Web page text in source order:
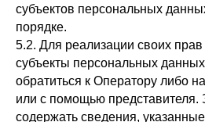
субъектов персональных
порядке.
5.2. Для реализации своих
субъекты персональных
обратиться к Оператору либо
или с помощью представителя.
содержать сведения,